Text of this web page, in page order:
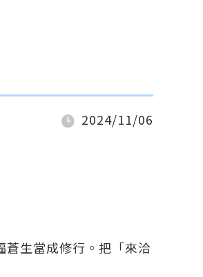
2024/11/06
生當成修行。把「來洽